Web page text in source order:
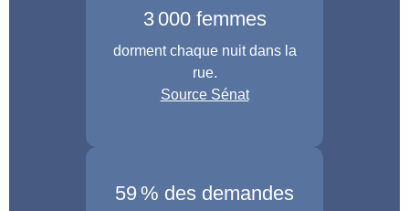
3 000 femmes
dorment chaque nuit dans la
rue.
Source Sénat
59 % des demandes